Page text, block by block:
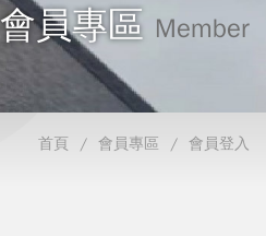
會員專區 Member
首頁 會員專區 會員登入